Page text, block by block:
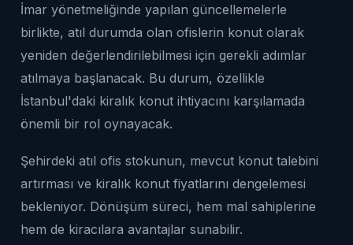
İmar yönetmeliğinde yapılan güncellemelerle
birlikte, atıl durumda olan ofislerin konut olarak
yeniden değerlendirilebilmesi için gerekli adımlar
atılmaya başlanacak. Bu durum, özellikle
İstanbul'daki kiralık konut ihtiyacını karşılamada
önemli bir rol oynayacak.
Şehirdeki atıl ofis stokunun, mevcut konut talebini
artırması ve kiralık konut fiyatlarını dengelemesi
bekleniyor. Dönüşüm süreci, hem mal sahiplerine
hem de kiracılara avantajlar sunabilir.